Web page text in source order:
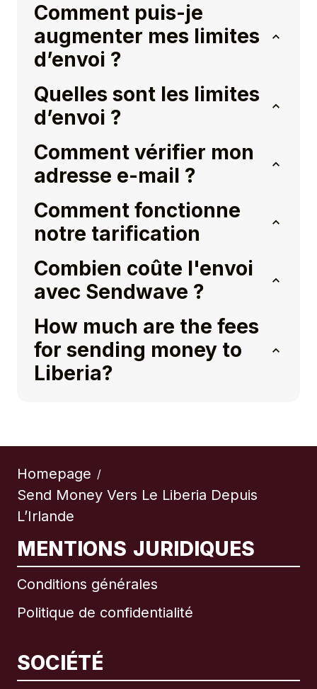
Comment puis-je
augmenter mes limites
d’envoi ?
Quelles sont les limites
d’envoi ?
Comment vérifier mon
adresse e-mail ?
Comment fonctionne
notre tarification
Combien coûte l'envoi
avec Sendwave ?
How much are the fees
for sending money to
Liberia?
Homepage /
Send Money Vers Le Liberia Depuis
L’Irlande
MENTIONS JURIDIQUES
Conditions générales
Politique de confidentialité
SOCIÉTÉ